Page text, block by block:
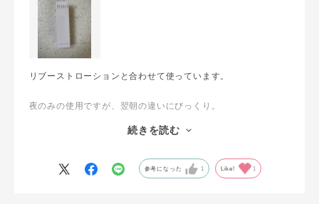
リブーストローションと合わせて使っています。
夜のみの使用ですが、翌朝の違いにびっくり。
続きを読む
参考になった 1 Like! 1